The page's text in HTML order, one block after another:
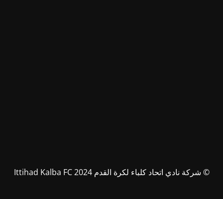
© شركة نادي اتحاد كلباء لكرة القدم Ittihad Kalba FC 2024